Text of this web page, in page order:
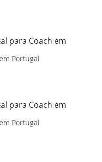
para Coach em
Portugal
para Coach em
Portugal